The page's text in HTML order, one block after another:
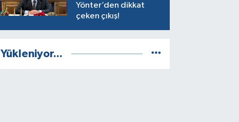
Yönter’den dikkat
çeken çıkış!
Yükleniyor...